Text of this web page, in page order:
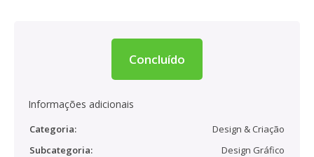
Concluído
Informações adicionais
Categoria:
Design & Criação
Subcategoria:
Design Gráfico